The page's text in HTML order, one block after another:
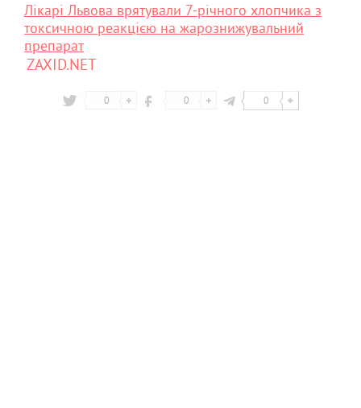
Лікарі Львова врятували 7-річного хлопчика з
токсичною реакцією на жарознижувальний
препарат
ZAXID.NET
0 0 0